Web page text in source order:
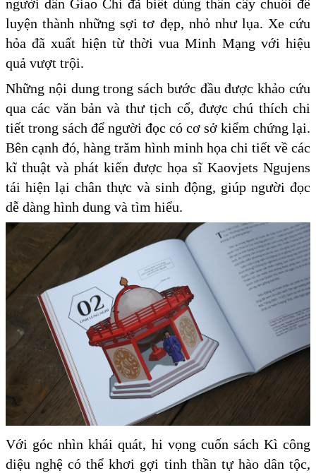
người dân Giao Chỉ đã biết dùng thân cây chuối để
luyện thành những sợi tơ đẹp, nhỏ như lụa. Xe cứu
hỏa đã xuất hiện từ thời vua Minh Mạng với hiệu
quả vượt trội.
Những nội dung trong sách bước đầu được khảo cứu
qua các văn bản và thư tịch cổ, được chú thích chi
tiết trong sách để người đọc có cơ sở kiểm chứng lại.
Bên cạnh đó, hàng trăm hình minh họa chi tiết về các
kĩ thuật và phát kiến được họa sĩ Kaovjets Ngujens
tái hiện lại chân thực và sinh động, giúp người đọc
dễ dàng hình dung và tìm hiểu.
Với góc nhìn khái quát, hi vọng cuốn sách Kì công
diệu nghệ có thể khơi gợi tinh thần tự hào dân tộc,